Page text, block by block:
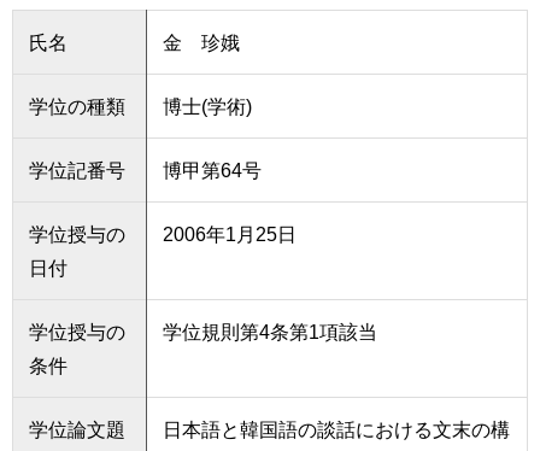
氏名 金 珍娥
学位の種類 博士(学術)
学位記番号 博甲第64号
学位授与の
日付
2006年1月25日
学位授与の
条件
学位規則第4条第1項該当
学位論文題
日本語と韓国語の談話における文末の構